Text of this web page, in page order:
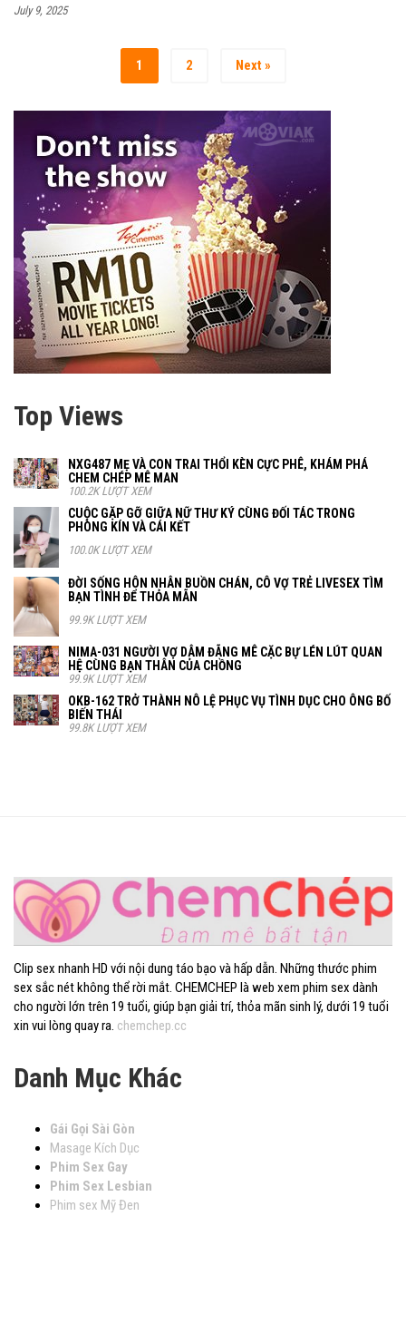
July 9, 2025
1 2 Next »
Top Views
NXG487 MẸ VÀ CON TRAI THỔI KÈN CỰC PHÊ, KHÁM PHÁ
CHEM CHÉP MÊ MAN
100.2K LƯỢT XEM
CUỘC GẶP GỠ GIỮA NỮ THƯ KÝ CÙNG ĐỐI TÁC TRONG
PHÒNG KÍN VÀ CÁI KẾT
100.0K LƯỢT XEM
ĐỜI SỐNG HÔN NHÂN BUỒN CHÁN, CÔ VỢ TRẺ LIVESEX TÌM
BẠN TÌNH ĐỂ THỎA MÃN
99.9K LƯỢT XEM
NIMA-031 NGƯỜI VỢ DÂM ĐÃNG MÊ CẶC BỰ LÉN LÚT QUAN
HỆ CÙNG BẠN THÂN CỦA CHỒNG
99.9K LƯỢT XEM
OKB-162 TRỞ THÀNH NÔ LỆ PHỤC VỤ TÌNH DỤC CHO ÔNG BỐ
BIẾN THÁI
99.8K LƯỢT XEM
Clip sex nhanh HD với nội dung táo bạo và hấp dẫn. Những thước phim
sex sắc nét không thể rời mắt. CHEMCHEP là web xem phim sex dành
cho người lớn trên 19 tuổi, giúp bạn giải trí, thỏa mãn sinh lý, dưới 19 tuổi
xin vui lòng quay ra. chemchep.cc
Danh Mục Khác
Gái Gọi Sài Gòn
Masage Kích Dục
Phim Sex Gay
Phim Sex Lesbian
Phim sex Mỹ Đen